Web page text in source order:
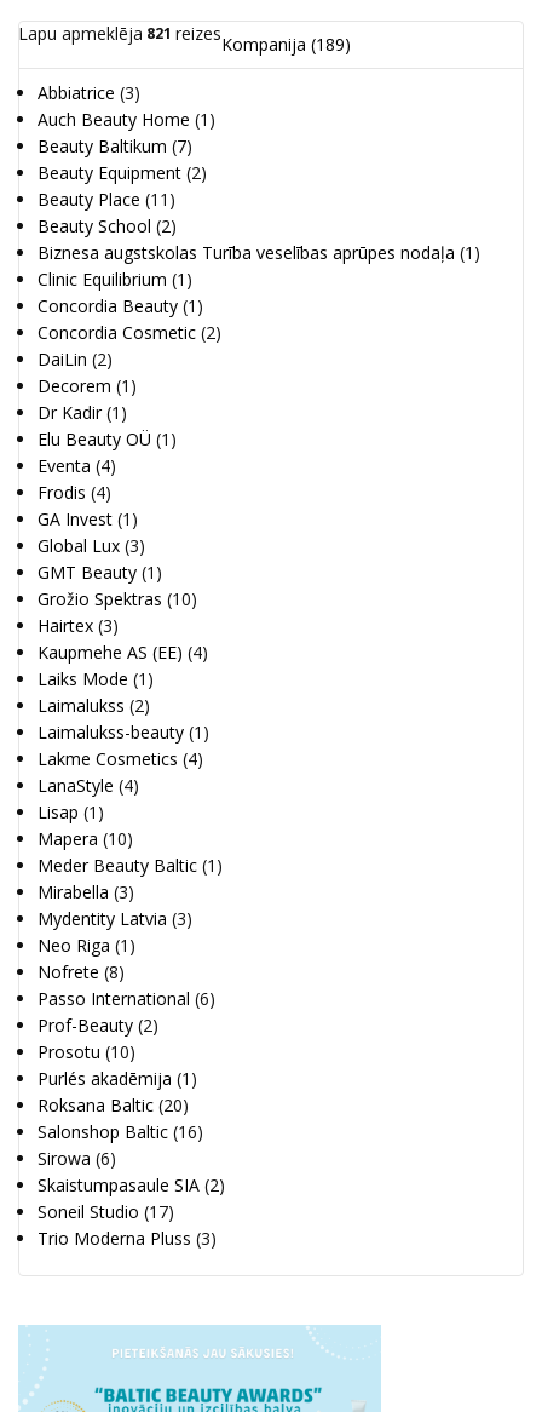
Lapu apmeklēja 821 reizesKompanija (189)
Abbiatrice (3)
Auch Beauty Home (1)
Beauty Baltikum (7)
Beauty Equipment (2)
Beauty Place (11)
Beauty School (2)
Biznesa augstskolas Turība veselības aprūpes nodaļa (1)
Clinic Equilibrium (1)
Concordia Beauty (1)
Concordia Cosmetic (2)
DaiLin (2)
Decorem (1)
Dr Kadir (1)
Elu Beauty OÜ (1)
Eventa (4)
Frodis (4)
GA Invest (1)
Global Lux (3)
GMT Beauty (1)
Grožio Spektras (10)
Hairtex (3)
Kaupmehe AS (EE) (4)
Laiks Mode (1)
Laimalukss (2)
Laimalukss-beauty (1)
Lakme Cosmetics (4)
LanaStyle (4)
Lisap (1)
Mapera (10)
Meder Beauty Baltic (1)
Mirabella (3)
Mydentity Latvia (3)
Neo Riga (1)
Nofrete (8)
Passo International (6)
Prof-Beauty (2)
Prosotu (10)
Purlés akadēmija (1)
Roksana Baltic (20)
Salonshop Baltic (16)
Sirowa (6)
Skaistumpasaule SIA (2)
Soneil Studio (17)
Trio Moderna Pluss (3)